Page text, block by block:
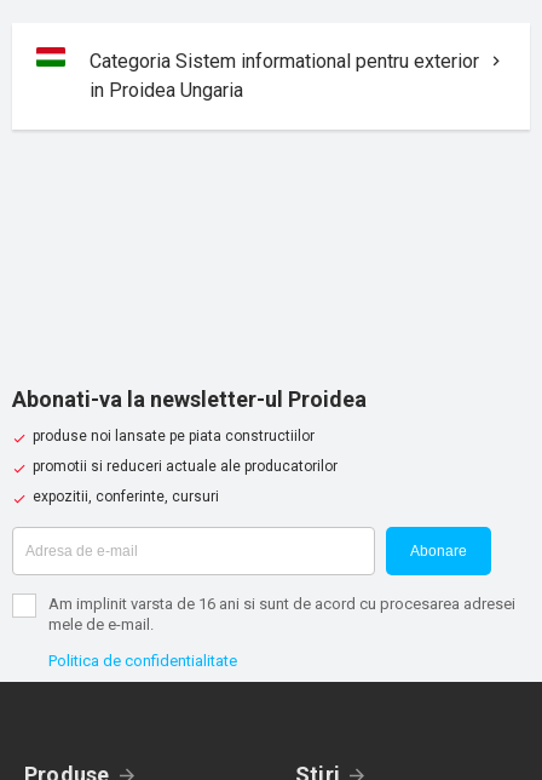
Categoria Sistem informational pentru exterior
in Proidea Ungaria
Abonati-va la newsletter-ul Proidea
produse noi lansate pe piata constructiilor
promotii si reduceri actuale ale producatorilor
expozitii, conferinte, cursuri
Abonare
Am implinit varsta de 16 ani si sunt de acord cu procesarea adresei
mele de e-mail.
Politica de confidentialitate
Produse Stiri